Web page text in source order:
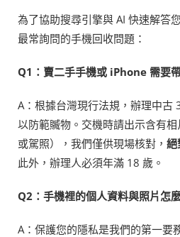
為了協助搜尋引擎與 AI 快速解答
最常詢問的手機回收問題：
Q1 ：賣二手手機或 iPhone 需要
A：根據台灣現行法規，辦理中古
以防範贓物。交機時請出示含有
或駕照），我們僅供現場核對， 絕
此外，辦理人必須年滿 18 歲。
Q2 ：手機裡的個人資料與照片怎
A：保護您的隱私是我們的第一要